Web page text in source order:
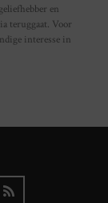
en
teruggaat. Voor
interesse in